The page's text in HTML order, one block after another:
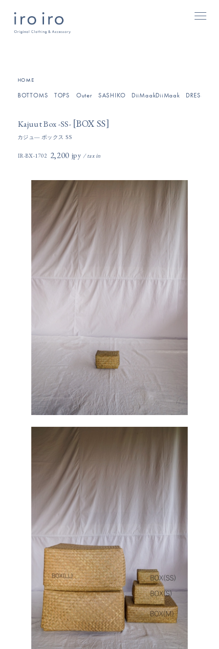
HOME
BOTTOMS TOPS Outer SASHIKO DiiMaakDiiMaak DRESSES/
Kajuut Box -SS- [BOX SS]
カジュ― ボックス SS
IR-BX-1702 2,200円(税込)